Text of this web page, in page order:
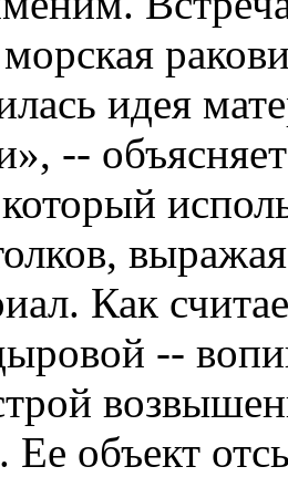
идея
--
Как
--
Ее объект